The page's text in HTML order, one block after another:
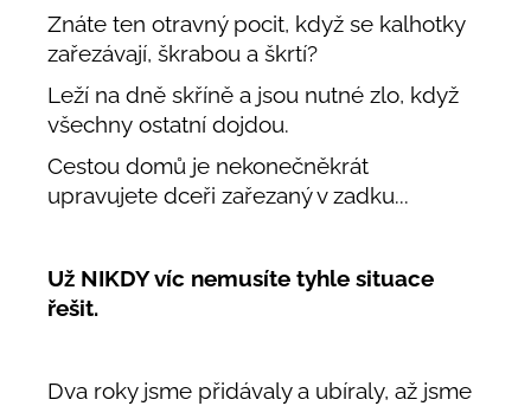
Znáte ten otravný pocit, když se kalhotky
zařezávají, škrabou a škrtí?
Leží na dně skříně a jsou nutné zlo, když
všechny ostatní dojdou.
Cestou domů je nekonečněkrát
upravujete dceři zařezaný v zadku...
Už NIKDY víc nemusíte tyhle situace
řešit.
Dva roky jsme přidávaly a ubíraly, až jsme